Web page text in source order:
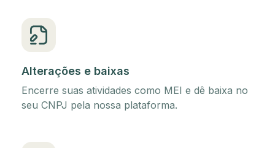
Alterações e baixas
Encerre suas atividades como MEI e dê baixa no
seu CNPJ pela nossa plataforma.